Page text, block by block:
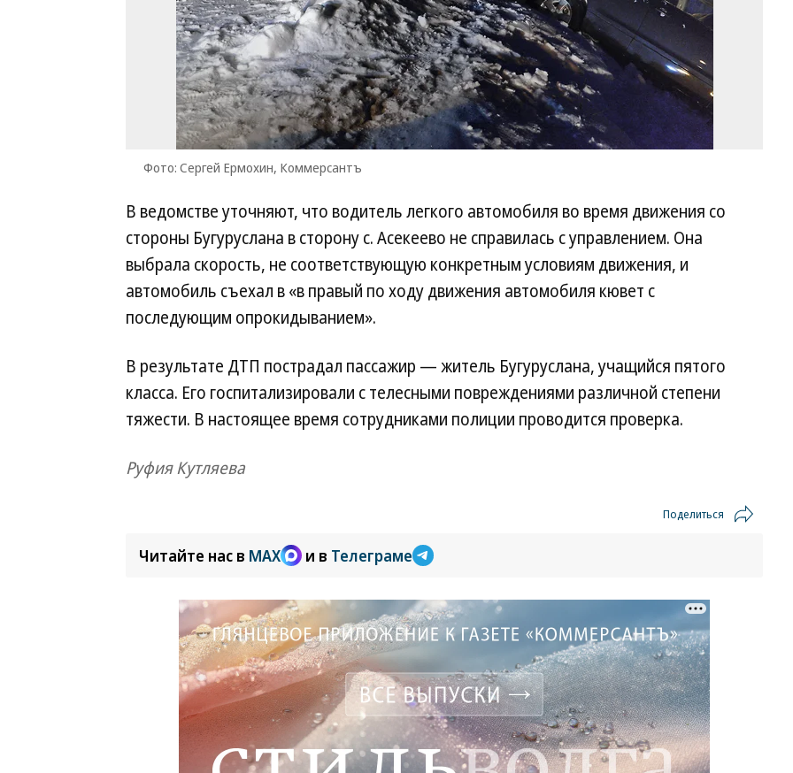
Фото: Сергей Ермохин, Коммерсантъ
В ведомстве уточняют, что водитель легкого автомобиля во время движения со
стороны Бугуруслана в сторону с. Асекеево не справилась с управлением. Она
выбрала скорость, не соответствующую конкретным условиям движения, и
автомобиль съехал в «в правый по ходу движения автомобиля кювет с
последующим опрокидыванием».
В результате ДТП пострадал пассажир — житель Бугуруслана, учащийся пятого
класса. Его госпитализировали с телесными повреждениями различной степени
тяжести. В настоящее время сотрудниками полиции проводится проверка.
Руфия Кутляева
Поделиться
Читайте нас в MAX и в Телеграме